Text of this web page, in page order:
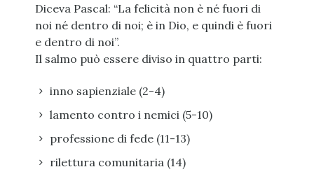
Diceva Pascal: “La felicità non è né fuori di
noi né dentro di noi; è in Dio, e quindi è fuori
e dentro di noi”.
Il salmo può essere diviso in quattro parti:
inno sapienziale (2-4)
lamento contro i nemici (5-10)
professione di fede (11-13)
rilettura comunitaria (14)